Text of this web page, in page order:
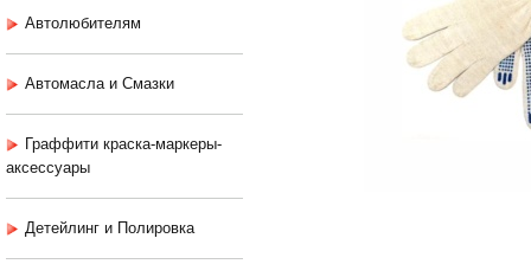
Автолюбителям
Автомасла и Смазки
Граффити краска-маркеры-
аксессуары
Детейлинг и Полировка